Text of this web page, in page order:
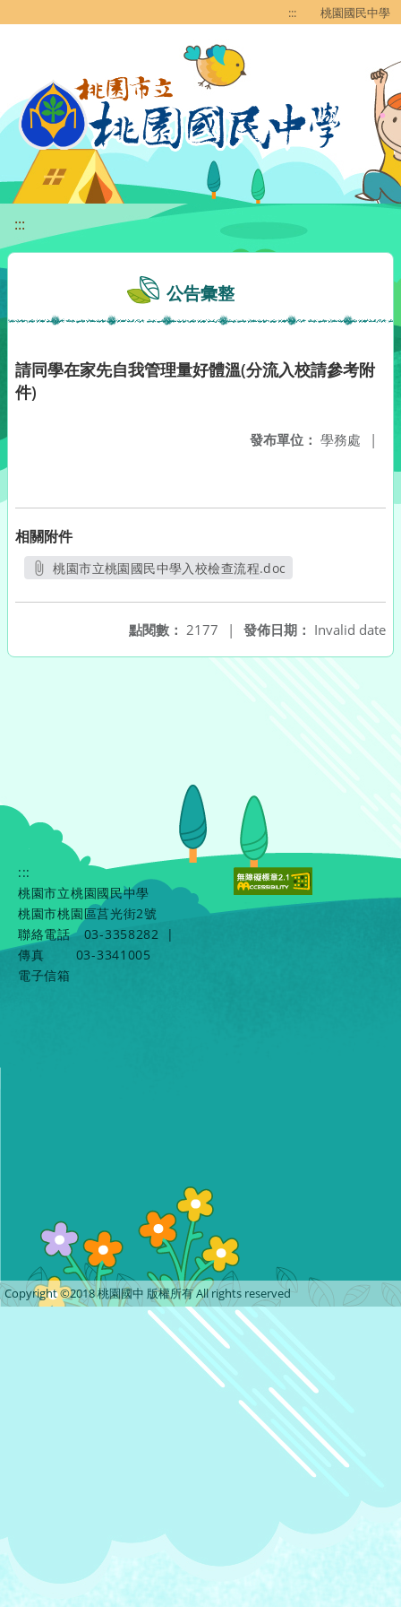
::: 桃園國民中學
:::
公告彙整
請同學在家先自我管理量好體溫(分流入校請參考附
件)
發布單位： 學務處 |
相關附件
桃園市立桃園國民中學入校檢查流程.doc
發佈日期： Invalid date
點閱數： 2177 |
:::
桃園市立桃園國民中學
桃園市桃園區莒光街2號
聯絡電話
03-3358282
|
傳真
03-3341005
電子信箱
Copyright ©2018 桃園國中 版權所有 All rights reserved